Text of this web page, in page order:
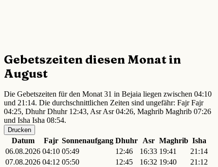
Gebetszeiten diesen Monat in
August
Die Gebetszeiten für den Monat 31 in Bejaia liegen zwischen 04:10
und 21:14. Die durchschnittlichen Zeiten sind ungefähr: Fajr Fajr
04:25, Dhuhr Dhuhr 12:43, Asr Asr 04:26, Maghrib Maghrib 07:26
und Isha Isha 08:54.
Drucken
Datum Fajr Sonnenaufgang Dhuhr Asr Maghrib Isha
06.08.2026 04:10 05:49 12:46 16:33 19:41
21:14
07.08.2026 04:12 05:50 12:45 16:32 19:40
21:12